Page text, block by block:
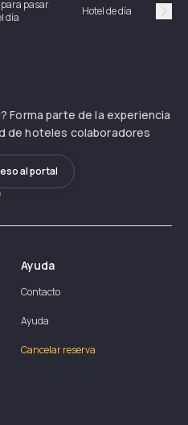
para pasar
día
Hotel de día
Forma parte de la experiencia
de hoteles colaboradores
al portal
Ayuda
Contacto
Ayuda
Cancelar reserva